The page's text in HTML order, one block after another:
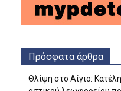
Πρόσφατα άρθρα
Θλίψη στο Αίγιο: